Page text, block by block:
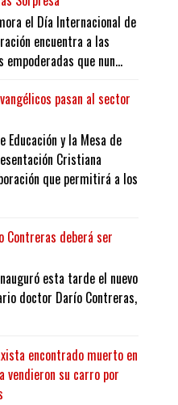
el Día Internacional de
encuentra a las
que nun...
pasan al sector
Educación y la Mesa de
Cristiana
que permitirá a los
Contreras deberá ser
esta tarde el nuevo
doctor Darío Contreras,
encontrado muerto en
vendieron su carro por